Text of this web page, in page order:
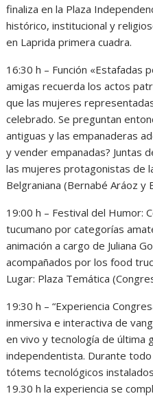
finaliza en la Plaza
histórico, institucional y
en Laprida primera cuadra.
16:30 h – Función «Estafadas
amigas recuerda los actos
que las mujeres
celebrado. Se preguntan
antiguas y las empanaderas
y vender empanadas? Juntas
las mujeres protagonistas de
Belgraniana (Bernabé Aráoz y
19:00 h – Festival del Humor:
tucumano por categorías
animación a cargo de Juliana
acompañados por los food
Lugar: Plaza Temática
19:30 h – “Experiencia
inmersiva e interactiva de
en vivo y tecnología de última
independentista. Durante
tótems tecnológicos
19.30 h la experiencia se